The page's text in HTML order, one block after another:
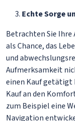
Echte Sorge
Betrachten Sie
als Chance, das
und
Aufmerksamkeit
einen Kauf getätigt
Kauf an den
zum Beispiel eine
Navigation